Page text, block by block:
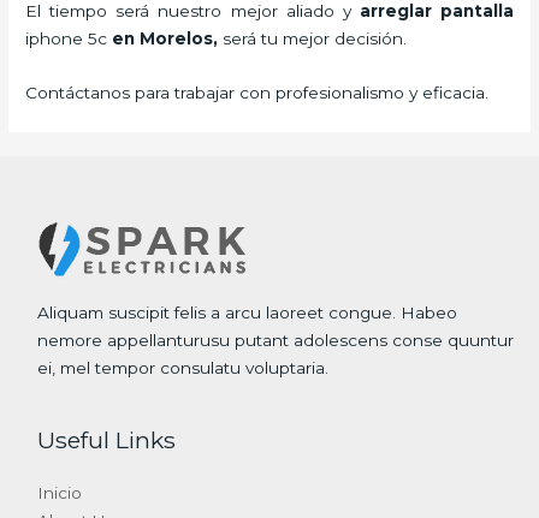
El tiempo será nuestro mejor aliado y arreglar pantalla
iphone 5c en Morelos, será tu mejor decisión.
Contáctanos para trabajar con profesionalismo y eficacia.
Aliquam suscipit felis a arcu laoreet congue. Habeo
nemore appellanturusu putant adolescens conse quuntur
ei, mel tempor consulatu voluptaria.
Useful Links
Inicio